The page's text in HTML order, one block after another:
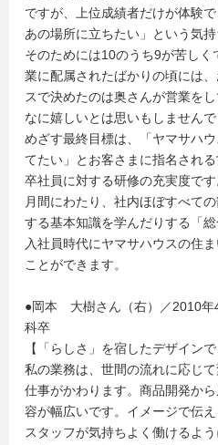
ですが、上位成績者だけが体験
あの場所に立ちたい」という気持
そのためには10のうち9が苦し
業に配属されたばかりの頃には
スで決めたのは奥さんが営業を
なに嬉しいとは思いもしませんで
めざす最終目標は、「ヤマサハ
てたい」とお客さまに指名され
卒社員に対する研修の充実度で
月間にわたり、社内ほぼすべて
する基本知識を学んだりする「
入社員時代にヤマサハウスの住
ことができます。
●岡本 大樹さん（右）／2010年
科卒
【「らしさ」を宿したデザイン
私の業務は、世間の流れに応じ
仕事がかわります。商品開発か
容が幅広いです。イメージで伝
スタッフが気持ちよく働けるよ